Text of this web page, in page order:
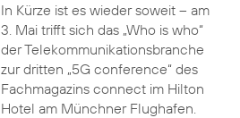
In Kürze ist es wieder soweit – am
3. Mai trifft sich das „Who is who“
der Telekommunikationsbranche
zur dritten „5G conference“ des
Fachmagazins connect im Hilton
Hotel am Münchner Flughafen.